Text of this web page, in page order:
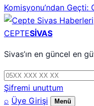
Komisyonu’ndan Geçti:
CEPTESİVAS
Sivas’ın en güncel en
Telefon
numarası
Şifremi unuttum
⌕ Üye Girişi Menü